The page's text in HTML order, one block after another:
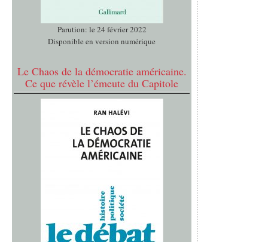
Parution: le 24 février 2022
Disponible en version numérique
Le Chaos de la démocratie américaine.
Ce que révèle l’émeute du Capitole